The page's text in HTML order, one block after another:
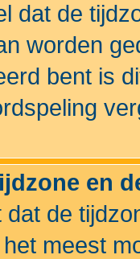
dat de
worden
bent is
en
de
meest